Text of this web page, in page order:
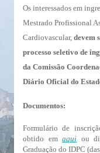
Os interessados em
Mestrado Profissional
Cardiovascular, devem
processo seletivo de
da Comissão
Diário Oficial do
Documentos:
Formulário de
obtido emaqui ou
Graduação do IDPC